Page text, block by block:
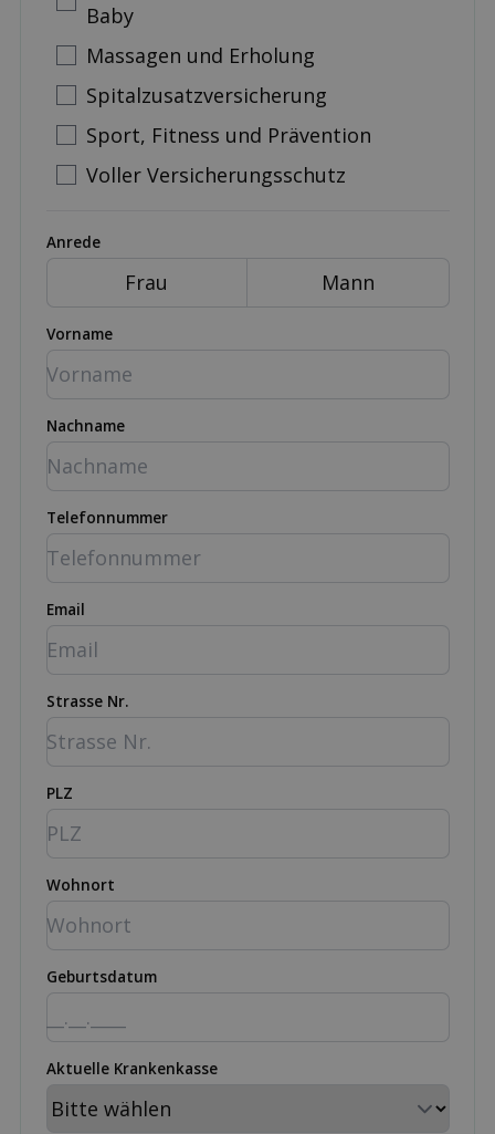
Baby
Massagen und Erholung
Spitalzusatzversicherung
Sport, Fitness und Prävention
Voller Versicherungsschutz
Anrede
Frau Mann
Vorname
Nachname
Telefonnummer
Email
Strasse Nr.
PLZ
Wohnort
Geburtsdatum
Aktuelle Krankenkasse